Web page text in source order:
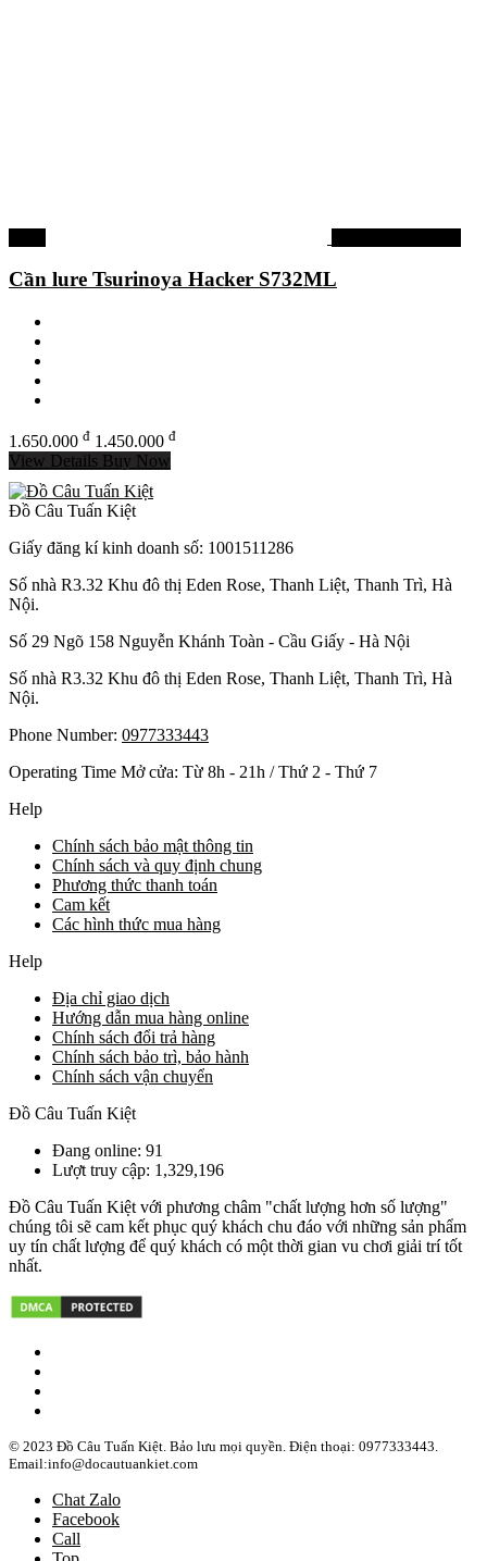
Cần lure Tsurinoya Hacker S732ML
1.650.000 đ 1.450.000 đ
View Details Buy Now
Đồ Câu Tuấn Kiệt
Giấy đăng kí kinh doanh số: 1001511286
Số nhà R3.32 Khu đô thị Eden Rose, Thanh Liệt, Thanh Trì, Hà
Nội.
Số 29 Ngõ 158 Nguyễn Khánh Toàn - Cầu Giấy - Hà Nội
Số nhà R3.32 Khu đô thị Eden Rose, Thanh Liệt, Thanh Trì, Hà
Nội.
Phone Number: 0977333443
Operating Time Mở cửa: Từ 8h - 21h / Thứ 2 - Thứ 7
Help
Chính sách bảo mật thông tin
Chính sách và quy định chung
Phương thức thanh toán
Cam kết
Các hình thức mua hàng
Help
Địa chỉ giao dịch
Hướng dẫn mua hàng online
Chính sách đổi trả hàng
Chính sách bảo trì, bảo hành
Chính sách vận chuyển
Đồ Câu Tuấn Kiệt
Đang online: 91
Lượt truy cập: 1,329,196
Đồ Câu Tuấn Kiệt với phương châm "chất lượng hơn số lượng"
chúng tôi sẽ cam kết phục quý khách chu đáo với những sản phẩm
uy tín chất lượng để quý khách có một thời gian vu chơi giải trí tốt
nhất.
© 2023 Đồ Câu Tuấn Kiệt. Bảo lưu mọi quyền. Điện thoại: 0977333443.
Email:info@docautuankiet.com
Chat Zalo
Facebook
Call